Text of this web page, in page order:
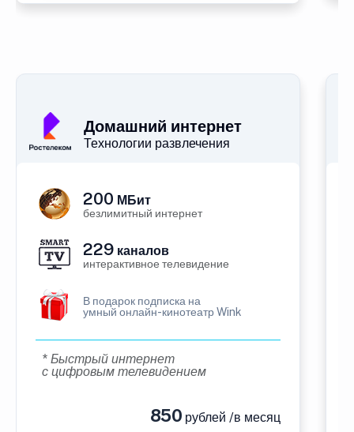
Домашний интернет
Технологии развлечения
200 МБит
безлимитный интернет
229 каналов
интерактивное телевидение
В подарок подписка на
умный онлайн-кинотеатр Wink
* Быстрый интернет
с цифровым телевидением
850 рублей /в месяц